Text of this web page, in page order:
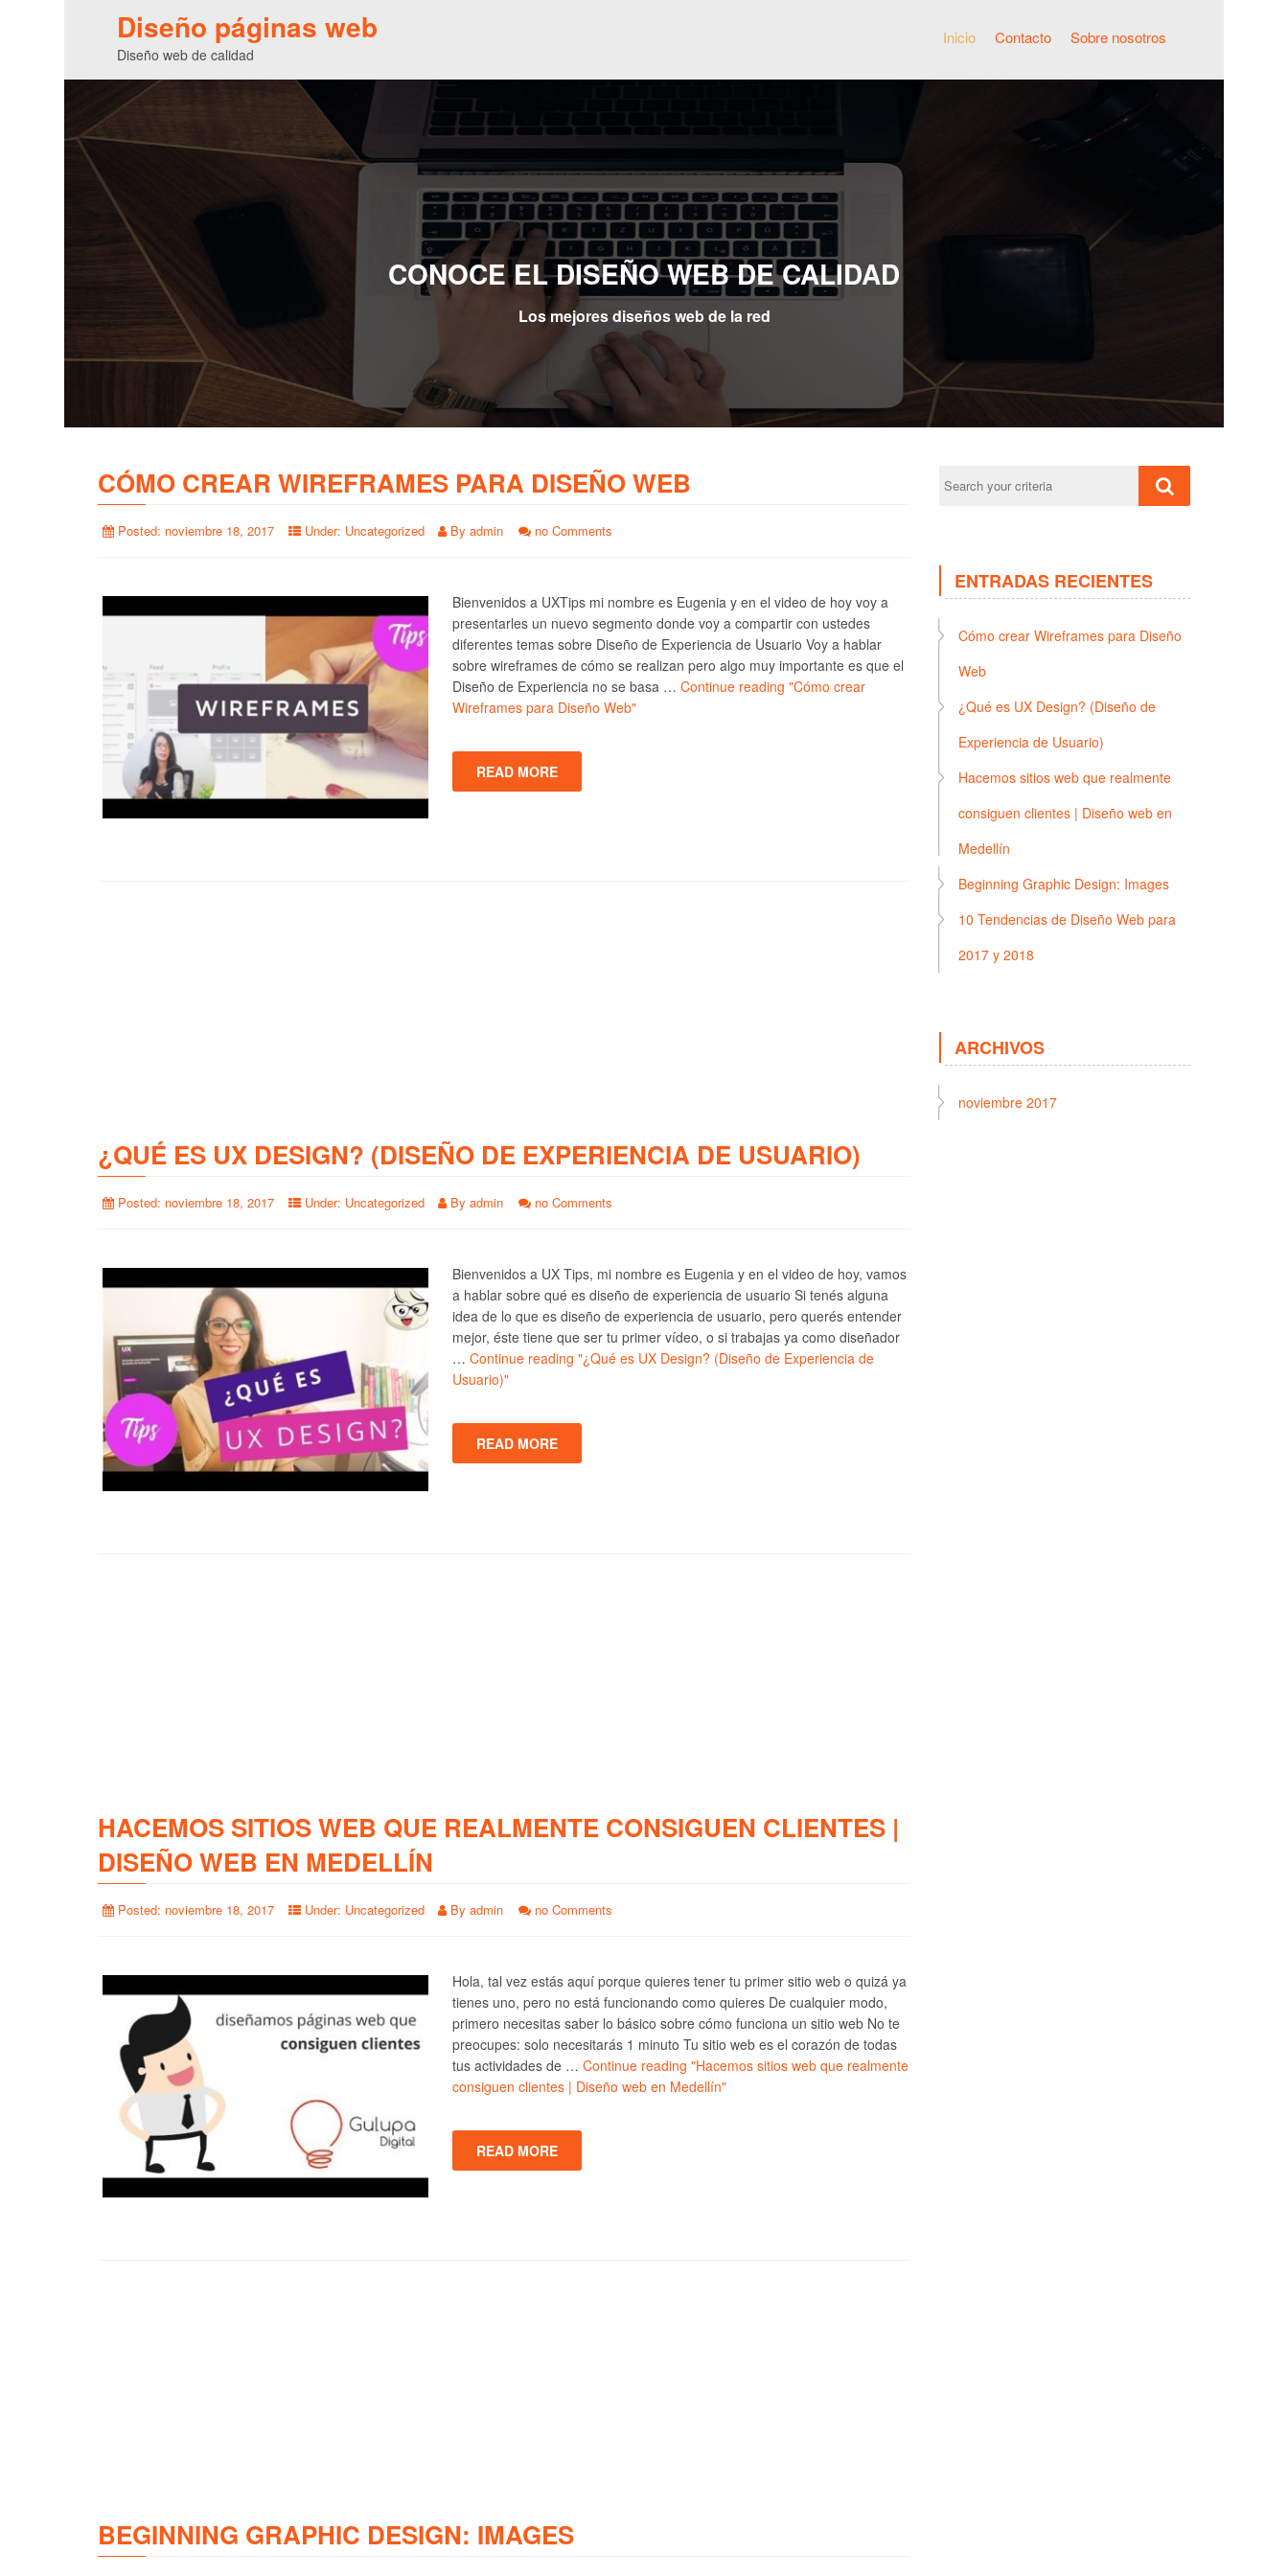
Diseño páginas web
Diseño web de calidad
Inicio Contacto Sobre nosotros
CONOCE EL DISEÑO WEB DE CALIDAD
Los mejores diseños web de la red
CÓMO CREAR WIREFRAMES PARA DISEÑO WEB
Posted: noviembre 18, 2017 Under: Uncategorized By admin no Comments
Bienvenidos a UXTips mi nombre es Eugenia y en el video de hoy voy a
presentarles un nuevo segmento donde voy a compartir con ustedes
diferentes temas sobre Diseño de Experiencia de Usuario Voy a hablar
sobre wireframes de cómo se realizan pero algo muy importante es que el
Diseño de Experiencia no se basa … Continue reading "Cómo crear
Wireframes para Diseño Web"
READ MORE
¿QUÉ ES UX DESIGN? (DISEÑO DE EXPERIENCIA DE USUARIO)
Posted: noviembre 18, 2017 Under: Uncategorized By admin no Comments
Bienvenidos a UX Tips, mi nombre es Eugenia y en el video de hoy, vamos
a hablar sobre qué es diseño de experiencia de usuario Si tenés alguna
idea de lo que es diseño de experiencia de usuario, pero querés entender
mejor, éste tiene que ser tu primer vídeo, o si trabajas ya como diseñador
… Continue reading "¿Qué es UX Design? (Diseño de Experiencia de
Usuario)"
READ MORE
HACEMOS SITIOS WEB QUE REALMENTE CONSIGUEN CLIENTES |
DISEÑO WEB EN MEDELLÍN
Posted: noviembre 18, 2017 Under: Uncategorized By admin no Comments
Hola, tal vez estás aquí porque quieres tener tu primer sitio web o quizá ya
tienes uno, pero no está funcionando como quieres De cualquier modo,
primero necesitas saber lo básico sobre cómo funciona un sitio web No te
preocupes: solo necesitarás 1 minuto Tu sitio web es el corazón de todas
tus actividades de … Continue reading "Hacemos sitios web que realmente
consiguen clientes | Diseño web en Medellín"
READ MORE
BEGINNING GRAPHIC DESIGN: IMAGES
ENTRADAS RECIENTES
Cómo crear Wireframes para Diseño
Web
¿Qué es UX Design? (Diseño de
Experiencia de Usuario)
Hacemos sitios web que realmente
consiguen clientes | Diseño web en
Medellín
Beginning Graphic Design: Images
10 Tendencias de Diseño Web para
2017 y 2018
ARCHIVOS
noviembre 2017